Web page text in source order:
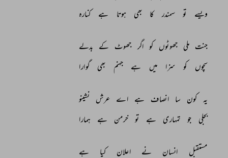
ویسے
تو سمندر کا بھی ہوتا ہے کنارہ
جنت ملی جھوٹوں کو اگر جھوٹ کے بدلے
سچوں
کو سزا میں ہے جہنم بھی گوارا
یہ کون سا انصاف ہے اے عرش
نشینو
بجلی
جو تمہاری ہے تو خرمن ہے ہمارا
مستقبل انسان نے اعلان کیا
ہے